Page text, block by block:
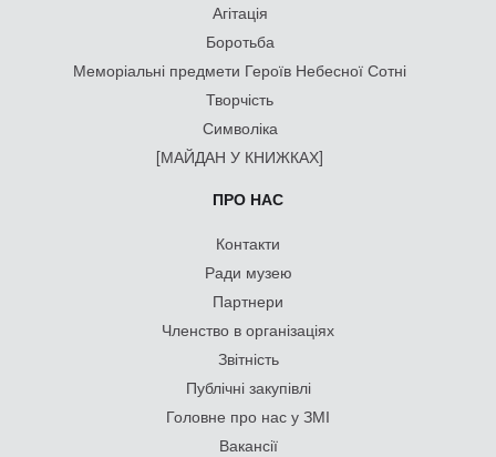
Агітація
Боротьба
Меморіальні предмети Героїв Небесної Сотні
Творчість
Символіка
[МАЙДАН У КНИЖКАХ]
ПРО НАС
Контакти
Ради музею
Партнери
Членство в організаціях
Звітність
Публічні закупівлі
Головне про нас у ЗМІ
Вакансії